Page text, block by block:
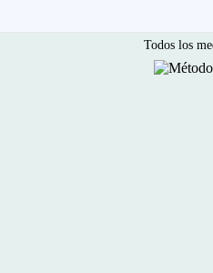
Todos los